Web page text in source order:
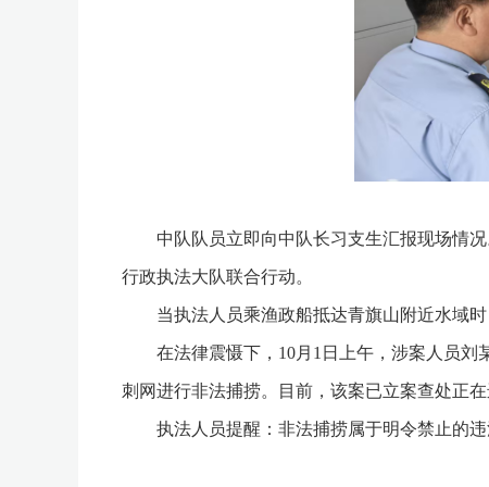
中队队员立即向中队长习支生汇报现场情况
行政执法大队联合行动。
当执法人员乘渔政船抵达青旗山附近水域时
在法律震慑下，10月1日上午，涉案人员刘
刺网进行非法捕捞。目前，该案已立案查处正在
执法人员提醒：非法捕捞属于明令禁止的违